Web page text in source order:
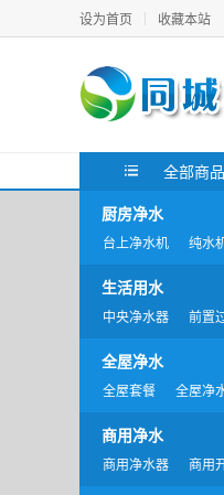
设为首页 收藏本站
全部商
厨房净水
台上净水机 纯水
生活用水
中央净水器 前置
全屋净水
全屋套餐 全屋净
商用净水
商用净水器 商用